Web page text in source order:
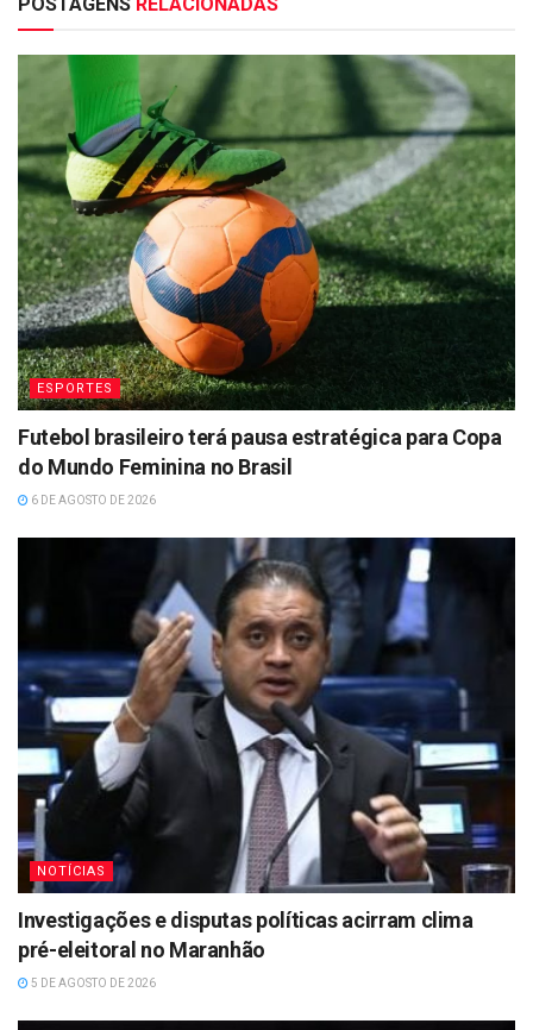
ESPORTES
Futebol brasileiro terá pausa estratégica para Copa
do Mundo Feminina no Brasil
6 DE AGOSTO DE 2026
NOTÍCIAS
Investigações e disputas políticas acirram clima
pré-eleitoral no Maranhão
5 DE AGOSTO DE 2026